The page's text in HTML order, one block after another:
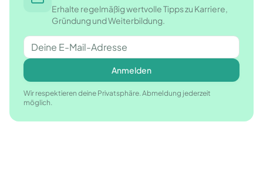
Erhalte regelmäßig wertvolle Tipps zu Karriere,
Gründung und Weiterbildung.
Anmelden
Wir respektieren deine Privatsphäre. Abmeldung jederzeit
möglich.